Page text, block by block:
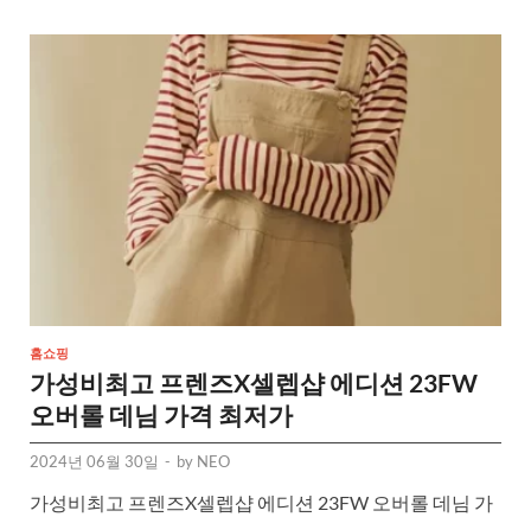
홈쇼핑
가성비최고 프렌즈X셀렙샵 에디션 23FW
오버롤 데님 가격 최저가
2024년 06월 30일 - by NEO
가성비최고 프렌즈X셀렙샵 에디션 23FW 오버롤 데님 가